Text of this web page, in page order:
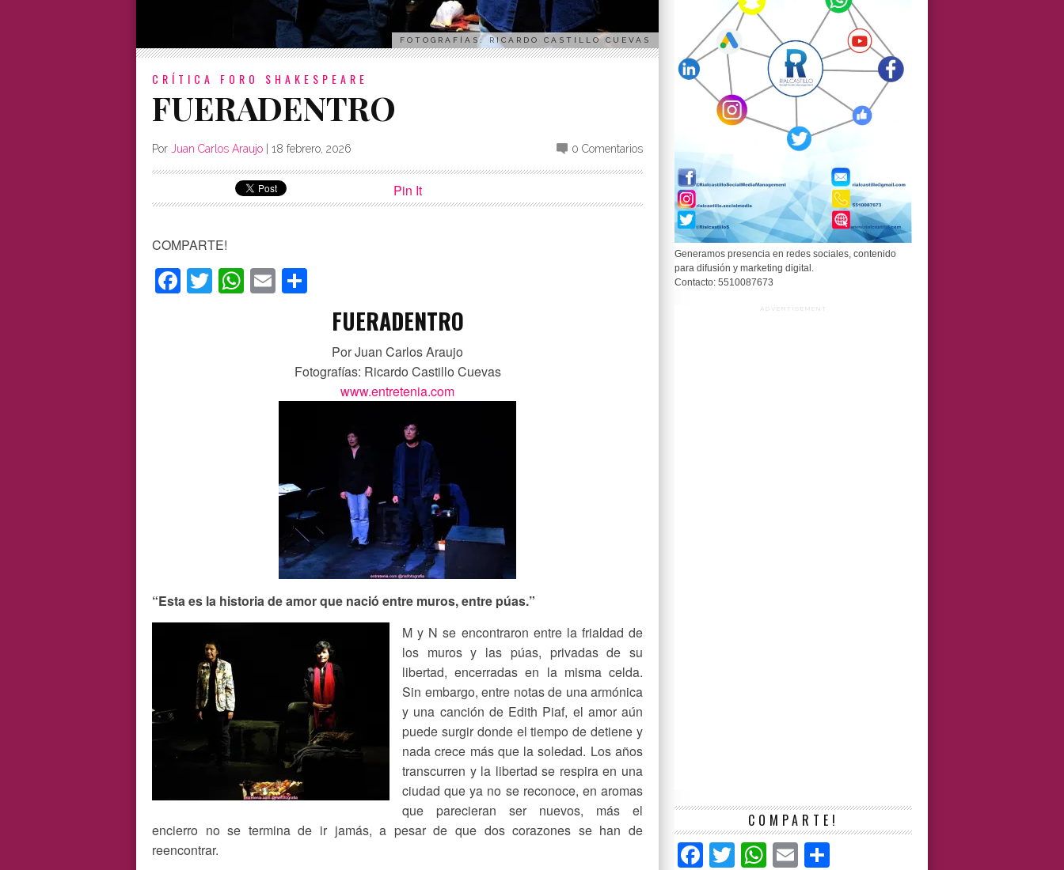
FOTOGRAFÍAS: RICARDO CASTILLO CUEVAS
CRÍTICA FORO SHAKESPEARE
FUERADENTRO
Por Juan Carlos Araujo 18 febrero, 2026 0 Comentarios
Pin It
COMPARTE!
Facebook
Twitter
WhatsApp
Email
FUERADENTRO
Por Juan Carlos Araujo
Fotografías: Ricardo Castillo Cuevas
www.entretenia.com
“Esta es la historia de amor que nació entre muros, entre púas.”
M y N se encontraron entre la frialdad de
los muros y las púas, privadas de su
libertad, encerradas en la misma celda.
Sin embargo, entre notas de una armónica
y una canción de Edith Piaf, el amor aún
puede surgir donde el tiempo de detiene y
nada crece más que la soledad. Los años
transcurren y la libertad se respira en una
ciudad que ya no se reconoce, en aromas
que parecieran ser nuevos, más el
encierro no se termina de ir jamás, a pesar de que dos corazones se han de
reencontrar.
Generamos presencia en redes sociales, contenido
para difusión y marketing digital.
Contacto: 5510087673
ADVERTISEMENT
COMPARTE!
Facebook
TwitterWhatsApp
Email